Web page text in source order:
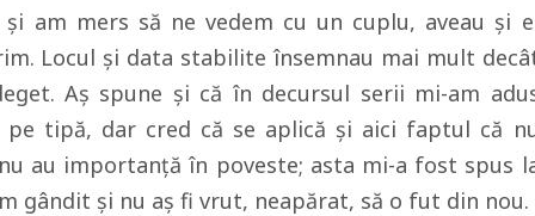
am mers să ne vedem cu un cuplu, aveau și
Locul și data stabilite însemnau mai mult
Aș spune și că în decursul serii mi-am
tipă, dar cred că se aplică și aici faptul că
au importanță în poveste; asta mi-a fost spus
gândit şi nu aș fi vrut, neapărat, să o fut din nou.